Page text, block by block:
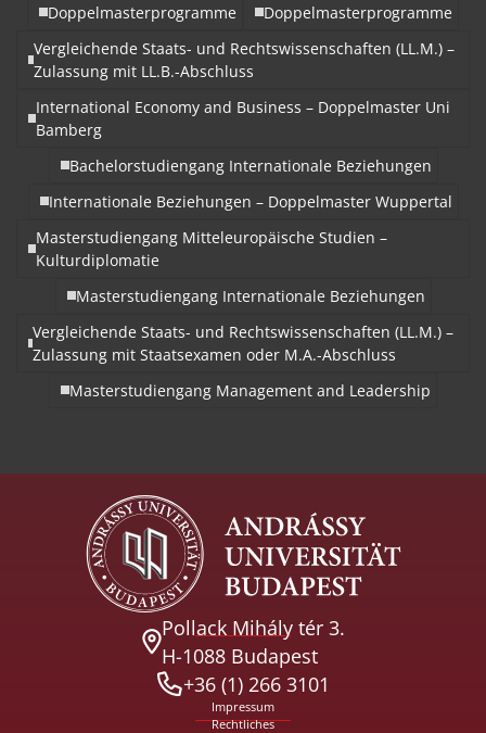
Doppelmasterprogramme
Doppelmasterprogramme
Vergleichende Staats- und Rechtswissenschaften (LL.M.) –
Zulassung mit LL.B.-Abschluss
International Economy and Business – Doppelmaster Uni
Bamberg
Bachelorstudiengang Internationale Beziehungen
Internationale Beziehungen – Doppelmaster Wuppertal
Masterstudiengang Mitteleuropäische Studien –
Kulturdiplomatie
Masterstudiengang Internationale Beziehungen
Vergleichende Staats- und Rechtswissenschaften (LL.M.) –
Zulassung mit Staatsexamen oder M.A.-Abschluss
Masterstudiengang Management and Leadership
Pollack Mihály tér 3.
H-1088 Budapest
+36 (1) 266 3101
Impressum
Rechtliches